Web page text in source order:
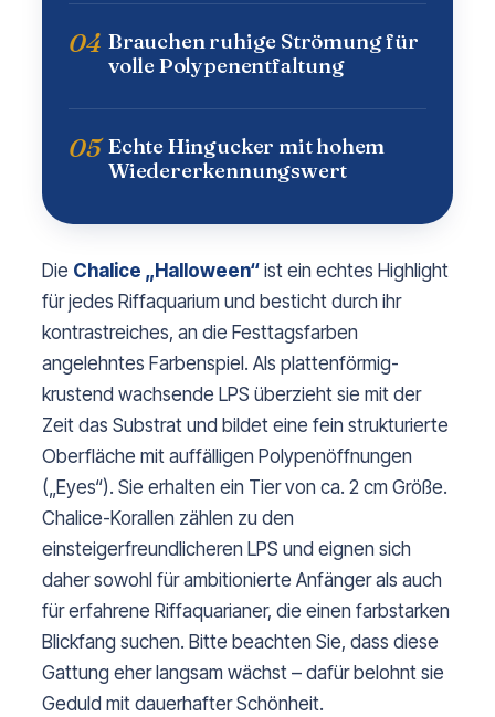
04 Brauchen ruhige Strömung für
volle Polypenentfaltung
05 Echte Hingucker mit hohem
Wiedererkennungswert
Die Chalice „Halloween“ ist ein echtes Highlight
für jedes Riffaquarium und besticht durch ihr
kontrastreiches, an die Festtagsfarben
angelehntes Farbenspiel. Als plattenförmig-
krustend wachsende LPS überzieht sie mit der
Zeit das Substrat und bildet eine fein strukturierte
Oberfläche mit auffälligen Polypenöffnungen
(„Eyes“). Sie erhalten ein Tier von ca. 2 cm Größe.
Chalice-Korallen zählen zu den
einsteigerfreundlicheren LPS und eignen sich
daher sowohl für ambitionierte Anfänger als auch
für erfahrene Riffaquarianer, die einen farbstarken
Blickfang suchen. Bitte beachten Sie, dass diese
Gattung eher langsam wächst – dafür belohnt sie
Geduld mit dauerhafter Schönheit.